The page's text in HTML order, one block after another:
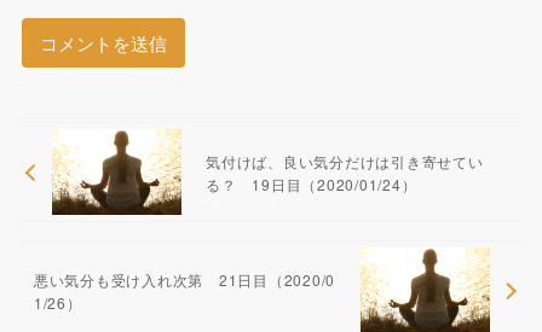
気付けば、良い気分だけは引き寄せてい
る？ 19日目（2020/01/24）
悪い気分も受け入れ次第 21日目（2020/0
1/26）